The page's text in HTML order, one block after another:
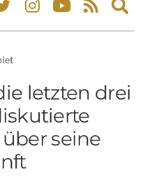
letzten drei
seine